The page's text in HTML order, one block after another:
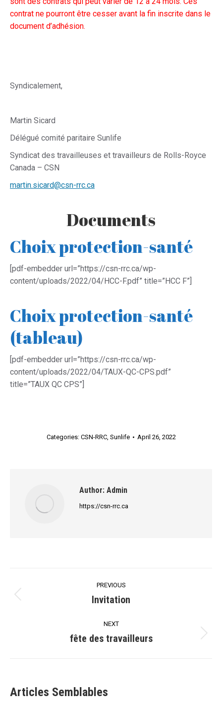
contrat ne pourront être cesser avant la fin inscrite dans le
document d’adhésion.
Syndicalement,
Martin Sicard
Délégué comité paritaire Sunlife
Syndicat des travailleuses et travailleurs de Rolls-Royce
Canada – CSN
martin.sicard@csn-rrc.ca
Documents
Choix protection-santé
[pdf-embedder url=”https://csn-rrc.ca/wp-
content/uploads/2022/04/HCC-F.pdf” title=”HCC F”]
Choix protection-santé
(tableau)
[pdf-embedder url=”https://csn-rrc.ca/wp-
content/uploads/2022/04/TAUX-QC-CPS.pdf”
title=”TAUX QC CPS”]
Categories: CSN-RRC, Sunlife April 26, 2022
Author: Admin
https://csn-rrc.ca
navigation
PREVIOUS
Previous
Invitation
NEXT
Next
fête des travailleurs
Articles Semblables